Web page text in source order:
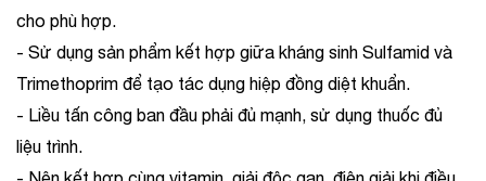
cho phù hợp.
- Sử dụng sản phẩm kết hợp giữa kháng sinh Sulfamid và
Trimethoprim để tạo tác dụng hiệp đồng diệt khuẩn.
- Liều tấn công ban đầu phải đủ mạnh, sử dụng thuốc đủ
liệu trình.